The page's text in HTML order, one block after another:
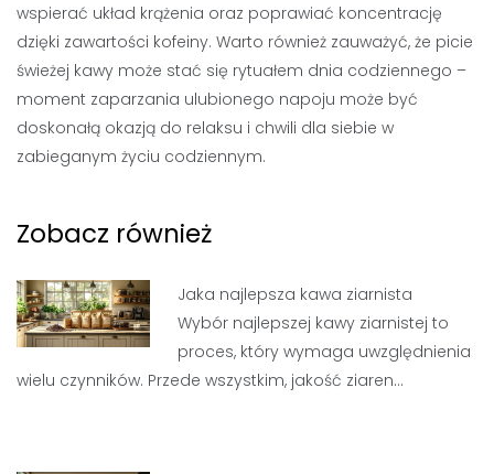
wspierać układ krążenia oraz poprawiać koncentrację
dzięki zawartości kofeiny. Warto również zauważyć, że picie
świeżej kawy może stać się rytuałem dnia codziennego –
moment zaparzania ulubionego napoju może być
doskonałą okazją do relaksu i chwili dla siebie w
zabieganym życiu codziennym.
Zobacz również
Jaka najlepsza kawa ziarnista
Wybór najlepszej kawy ziarnistej to
proces, który wymaga uwzględnienia
wielu czynników. Przede wszystkim, jakość ziaren…